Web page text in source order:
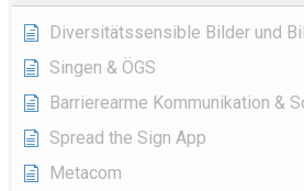
Diversitätssensible Bilder und
Singen & ÖGS
Barrierearme Kommunikation &
Spread the Sign App
Metacom